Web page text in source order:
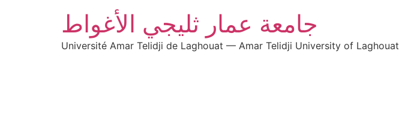
جامعة عمار ثليجي الأغواط
Université Amar Telidji de Laghouat — Amar Telidji University of Laghouat